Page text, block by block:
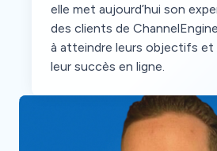
elle met aujourd’hui son
des clients de
à atteindre leurs objectifs et
leur succès en ligne.